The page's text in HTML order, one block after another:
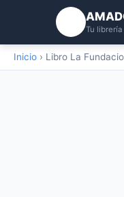
Tu
Inicio › Libro La